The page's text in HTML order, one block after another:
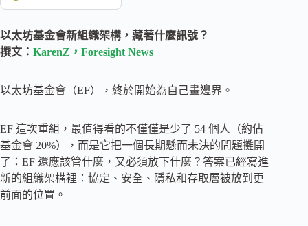
以太坊基金會新組織架構，藏著什麼訊號？
撰文： KarenZ，Foresight News
以太坊基金會（EF），終於開始為自己畫邊界。
EF 這次重組，最值得看的不僅僅是少了 54 個人（約佔
基金會 20%），而是它把一個長期懸而未決的問題攤開
了：EF 還應該管什麼，又必須放下什麼？答案已經寫進
新的組織架構裡：協定、安全、隱私和存取層被放到更
前面的位置。